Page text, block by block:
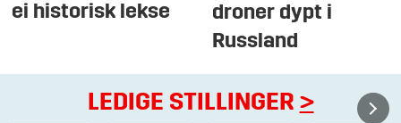
ei historisk lekse
droner dypt i
Russland
LEDIGE STILLINGER >